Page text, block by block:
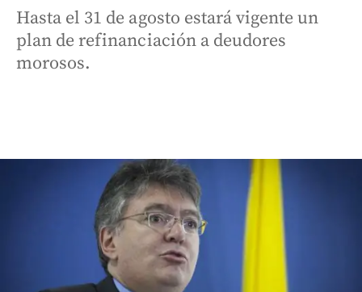
Hasta el 31 de agosto estará vigente un
plan de refinanciación a deudores
morosos.